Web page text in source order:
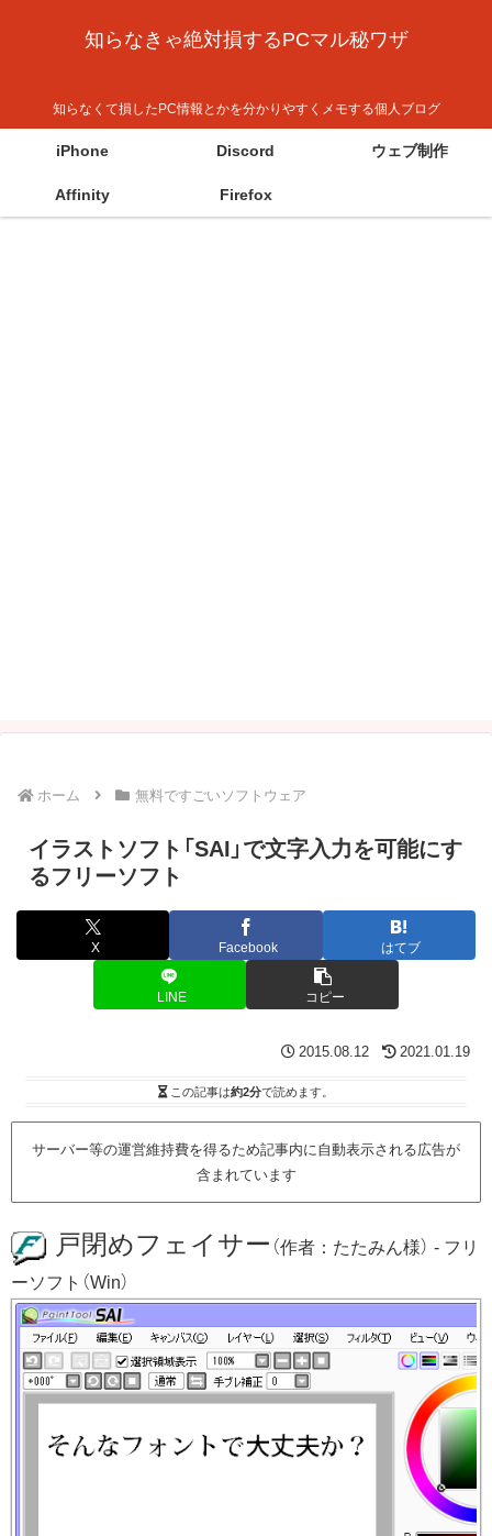
知らなきゃ絶対損するPCマル秘ワザ
知らなくて損したPC情報とかを分かりやすくメモする個人ブログ
iPhone Discord ウェブ制作
Affinity Firefox
ホーム 無料ですごいソフトウェア
イラストソフト「SAI」で文字入力を可能にす
るフリーソフト
X Facebook はてブ
LINE コピー
2015.08.12 2021.01.19
この記事は約2分で読めます。
サーバー等の運営維持費を得るため記事内に自動表示される広告が
含まれています
戸閉めフェイサー （作者：たたみん様） - フリ
ーソフト（Win）